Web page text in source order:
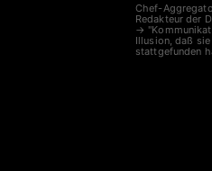
Chef-
Redakteur der
→
Illusion, daß sie
stattgefunden